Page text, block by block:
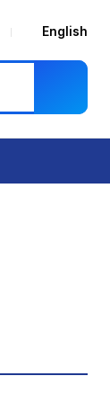
English